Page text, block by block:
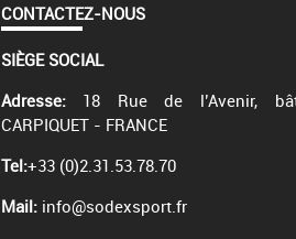
CONTACTEZ-NOUS
SIÈGE SOCIAL
Adresse:18 Rue de l’Avenir,
CARPIQUET - FRANCE
Tel:+33 (0)2.31.53.78.70
Mail: info@sodexsport.fr